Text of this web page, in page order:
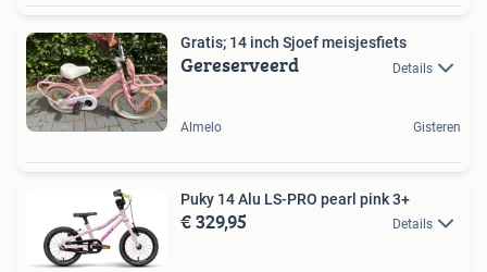
Gratis; 14 inch Sjoef meisjesfiets
Gereserveerd Details
Almelo Gisteren
Puky 14 Alu LS-PRO pearl pink 3+
€ 329,95 Details